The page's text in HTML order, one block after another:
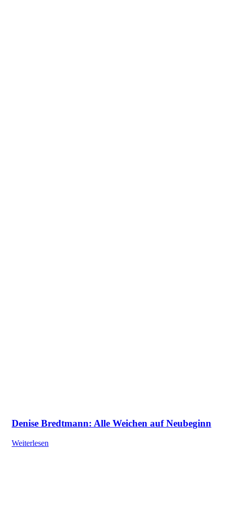
Denise Bredtmann: Alle Weichen auf Neubeginn
Weiterlesen